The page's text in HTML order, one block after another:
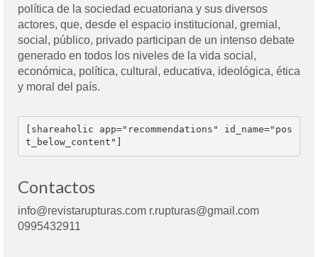
política de la sociedad ecuatoriana y sus diversos
actores, que, desde el espacio institucional, gremial,
social, público, privado participan de un intenso debate
generado en todos los niveles de la vida social,
económica, política, cultural, educativa, ideológica, ética
y moral del país.
[shareaholic app="recommendations" id_name="pos
t_below_content"]
Contactos
info@revistarupturas.com r.rupturas@gmail.com
0995432911